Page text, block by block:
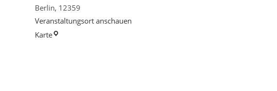
vom
Bürgerverein
Berlin-
Berlin, 12359
Veranstaltungsort anschauen
KarteDiakonie